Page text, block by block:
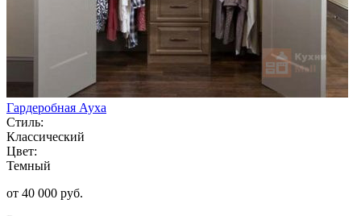
Гардеробная Ауха
Стиль:
Классический
Цвет:
Темный
от 40 000 руб.